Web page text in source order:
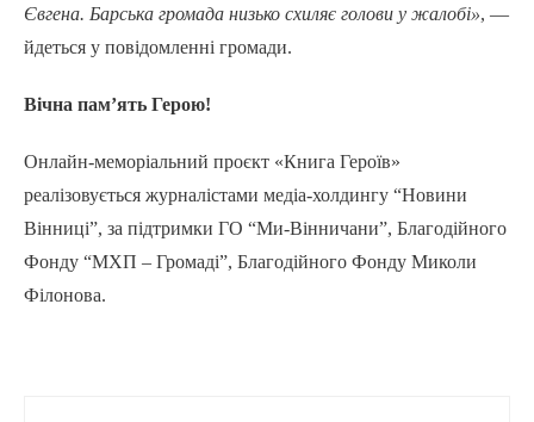
Євгена. Барська громада низько схиляє голови у жалобі», —
йдеться у повідомленні громади.
Вічна пам’ять Герою!
Онлайн-меморіальний проєкт «Книга Героїв»
реалізовується журналістами медіа-холдингу “Новини
Вінниці”, за підтримки ГО “Ми-Вінничани”, Благодійного
Фонду “МХП – Громаді”, Благодійного Фонду Миколи
Філонова.